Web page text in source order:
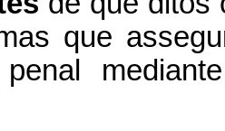
que